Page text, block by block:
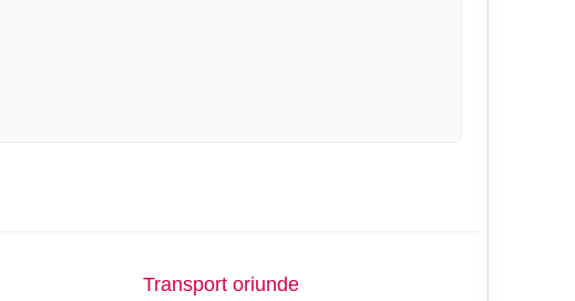
Transport oriunde